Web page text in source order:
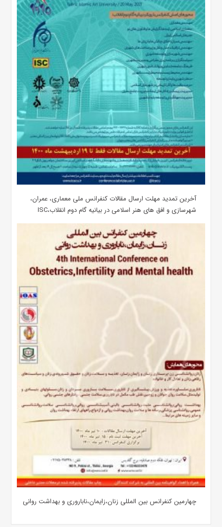
آخرین تمدید مهلت ارسال مقالات کنفرانس ملی معماری، عمران،
شهرسازی و افق های هنر اسلامی در بیانیه گام دوم انقلاب،ISC
چهارمین کنفرانس بین المللی زنان،زایمان،ناباروری و بهداشت روانی